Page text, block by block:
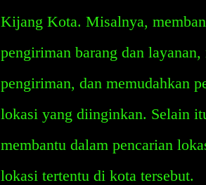
Kijang Kota. Misalnya,
pengiriman barang dan
pengiriman, dan memudahkan
lokasi yang diinginkan. Selain
membantu dalam pencarian
lokasi tertentu di kota tersebut.